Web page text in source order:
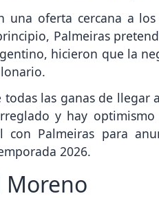
una oferta cercana a
Palmeiras
hicieron que la
las ganas de llegar
y hay
Palmeiras para
2026.
Moreno